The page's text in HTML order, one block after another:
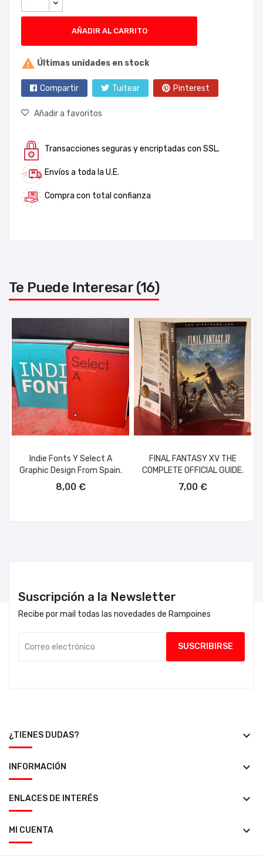
AÑADIR AL CARRITO
 Últimas unidades en stock
Compartir Tuitear Pinterest
Añadir a favoritos
Transacciones seguras y encriptadas con SSL.
Envíos a toda la U.E.
Compra con total confianza
Te Puede Interesar (16)
Indie Fonts Y Select A
Graphic Design From Spain.
8,00 €
FINAL FANTASY XV THE
COMPLETE OFFICIAL GUIDE.
7,00 €
Suscripción a la Newsletter
Recibe por mail todas las novedades de Rampoines
¿TIENES DUDAS? keyboard_arrow_down
INFORMACIÓN keyboard_arrow_down
ENLACES DE INTERÉS keyboard_arrow_down
MI CUENTA keyboard_arrow_down